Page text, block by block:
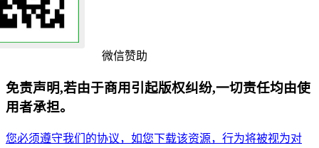
微信赞助
免责声明,若由于商用引起版权纠纷,一切责任均由使
用者承担。
您必须遵守我们的协议，如您下载该资源，行为将被视为对